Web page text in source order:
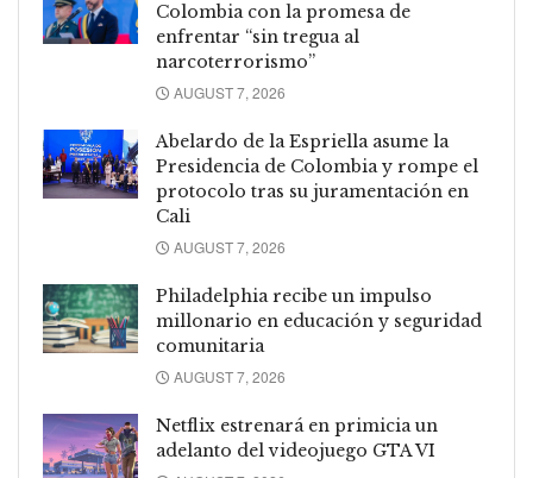
Colombia con la promesa de
enfrentar “sin tregua al
narcoterrorismo”
AUGUST 7, 2026
Abelardo de la Espriella asume la
Presidencia de Colombia y rompe el
protocolo tras su juramentación en
Cali
AUGUST 7, 2026
Philadelphia recibe un impulso
millonario en educación y seguridad
comunitaria
AUGUST 7, 2026
Netflix estrenará en primicia un
adelanto del videojuego GTA VI